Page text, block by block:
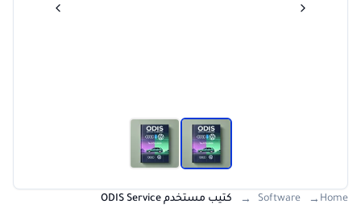
Home
→
Software
→ كتيب مستخدم ODIS Service